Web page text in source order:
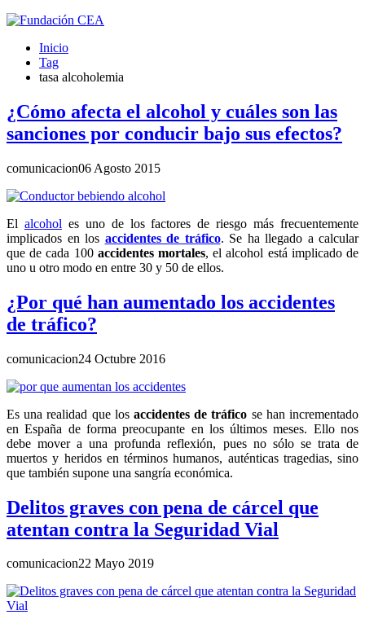
Inicio
Tag
tasa alcoholemia
¿Cómo afecta el alcohol y cuáles son las
sanciones por conducir bajo sus efectos?
comunicacion06 Agosto 2015
El alcohol es uno de los factores de riesgo más frecuentemente
implicados en los accidentes de tráfico. Se ha llegado a calcular
que de cada 100 accidentes mortales, el alcohol está implicado de
uno u otro modo en entre 30 y 50 de ellos.
¿Por qué han aumentado los accidentes
de tráfico?
comunicacion24 Octubre 2016
Es una realidad que los accidentes de tráfico se han incrementado
en España de forma preocupante en los últimos meses. Ello nos
debe mover a una profunda reflexión, pues no sólo se trata de
muertos y heridos en términos humanos, auténticas tragedias, sino
que también supone una sangría económica.
Delitos graves con pena de cárcel que
atentan contra la Seguridad Vial
comunicacion22 Mayo 2019